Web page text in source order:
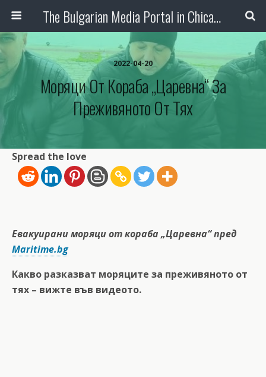
The Bulgarian Media Portal in Chicago
2022-04-20
Моряци От Кораба „Царевна“ За
Преживяното От Тях
Spread the love
Евакуирани моряци от кораба „Царевна“ пред
Maritime.bg
Какво разказват моряците за преживяното от
тях – вижте във видеото.